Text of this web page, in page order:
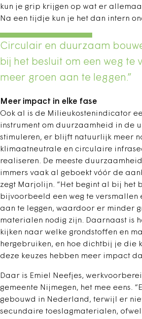
kun je grip krijgen op wat er
Na een tijdje kun je het dan intern
Circulair en duurzaam
bij het besluit om een weg te
meer groen aan te leggen.”
Meer impact in elke fase
Ook al is de Milieukostenindicator
instrument om duurzaamheid in de
stimuleren, er blijft natuurlijk meer
klimaatneutrale en circulaire
realiseren. De meeste
immers vaak al geboekt vóór de
zegt Marjolijn. “Het begint al bij het
bijvoorbeeld een weg te versmallen
aan te leggen, waardoor er minder
materialen nodig zijn. Daarnaast is
kijken naar welke grondstoffen en
hergebruiken, en hoe dichtbij je die
deze keuzes hebben meer impact
Daar is Emiel Neefjes,
gemeente Nijmegen, het mee eens.
gebouwd in Nederland, terwijl er
secundaire toeslagmaterialen,